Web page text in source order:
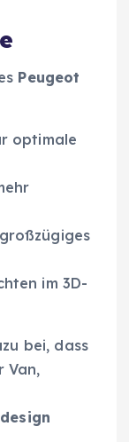
Peugeot
optimale
im 3D-
bei, dass
Van,